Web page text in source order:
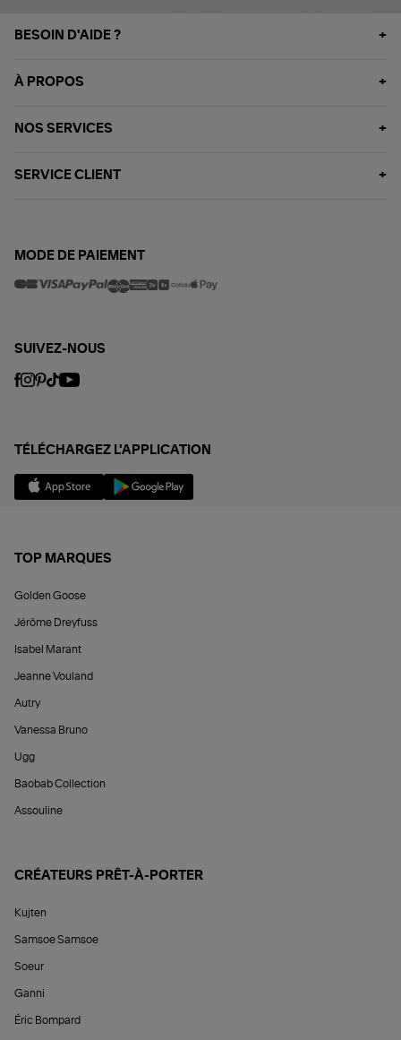
BESOIN D'AIDE ?
À PROPOS
NOS SERVICES
SERVICE CLIENT
MODE DE PAIEMENT
SUIVEZ-NOUS
TÉLÉCHARGEZ L'APPLICATION
TOP MARQUES
Golden Goose
Jérôme Dreyfuss
Isabel Marant
Jeanne Vouland
Autry
Vanessa Bruno
Ugg
Baobab Collection
Assouline
CRÉATEURS PRÊT-À-PORTER
Kujten
Samsoe Samsoe
Soeur
Ganni
Éric Bompard